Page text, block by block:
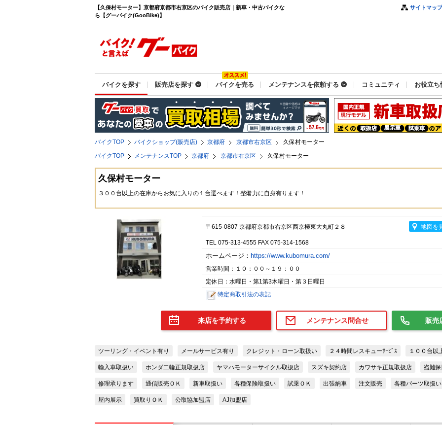
【久保村モーター】京都府京都市右京区のバイク販売店｜新車・中古バイクな
ら【グーバイク(GooBike)】
サイトマップ
バイクを探す 販売店を探す バイクを売る メンテナンスを依頼する コミュニティ お役立ち
バイクTOP バイクショップ(販売店) 京都府 京都市右京区
久保村モーター
バイクTOP
メンテナンスTOP 京都府 京都市右京区 久保村モーター
久保村モーター
３００台以上の在庫からお気に入りの１台選べます！整備力に自身有ります！
〒615-0807 京都府京都市右京区西京極東大丸町２８ 地図を
TEL 075-313-4555 FAX 075-314-1568
ホームページ： https://www.kubomura.com/
営業時間：１０：００～１９：００
定休日：水曜日・第1第3木曜日・第３日曜日
特定商取引法の表記
来店を予約する メンテナンス問合せ 販売
ツーリング・イベント有り メールサービス有り クレジット・ローン取扱い ２４時間レスキューｻｰﾋﾞｽ １００台以
輸入車取扱い ホンダ二輪正規取扱店 ヤマハモーターサイクル取扱店 スズキ契約店 カワサキ正規取扱店 盗難
修理承ります 通信販売ＯＫ 新車取扱い 各種保険取扱い 試乗ＯＫ 出張納車 注文販売 各種パーツ取扱い
屋内展示 買取りＯＫ 公取協加盟店 AJ加盟店